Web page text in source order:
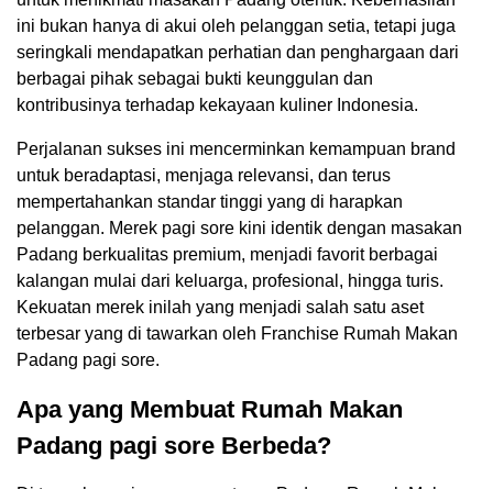
ini bukan hanya di akui oleh pelanggan setia, tetapi juga
seringkali mendapatkan perhatian dan penghargaan dari
berbagai pihak sebagai bukti keunggulan dan
kontribusinya terhadap kekayaan kuliner Indonesia.
Perjalanan sukses ini mencerminkan kemampuan brand
untuk beradaptasi, menjaga relevansi, dan terus
mempertahankan standar tinggi yang di harapkan
pelanggan. Merek pagi sore kini identik dengan masakan
Padang berkualitas premium, menjadi favorit berbagai
kalangan mulai dari keluarga, profesional, hingga turis.
Kekuatan merek inilah yang menjadi salah satu aset
terbesar yang di tawarkan oleh Franchise Rumah Makan
Padang pagi sore.
Apa yang Membuat Rumah Makan
Padang pagi sore Berbeda?